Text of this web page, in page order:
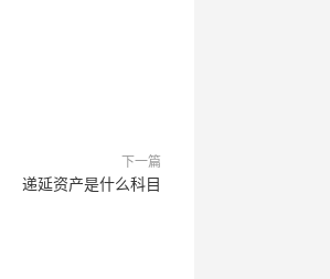
下一篇
递延资产是什么科目